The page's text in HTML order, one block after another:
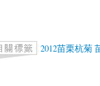
2012苗栗杭菊